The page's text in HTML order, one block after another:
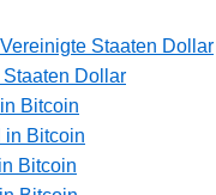
Staaten Dollar
Dollar
Bitcoin
in Bitcoin
Bitcoin